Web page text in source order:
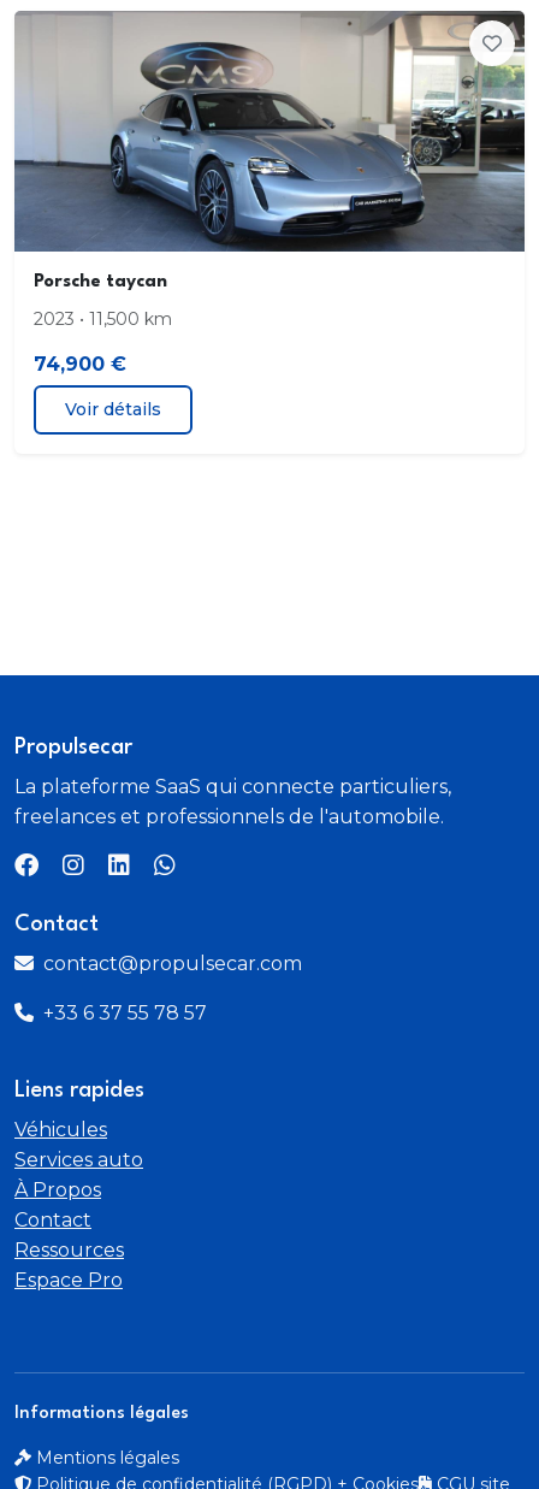
Porsche taycan
2023 • 11,500 km
74,900 €
Voir détails
Propulsecar
La plateforme SaaS qui connecte particuliers,
freelances et professionnels de l'automobile.
Contact
contact@propulsecar.com
+33 6 37 55 78 57
Liens rapides
Véhicules
Services auto
À Propos
Contact
Ressources
Espace Pro
Informations légales
Mentions légales
Politique de confidentialité (RGPD) + Cookies
CGU site